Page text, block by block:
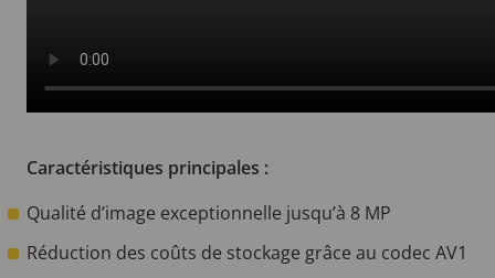
Caractéristiques principales :
Qualité d’image exceptionnelle jusqu’à 8 MP
Réduction des coûts de stockage grâce au codec AV1